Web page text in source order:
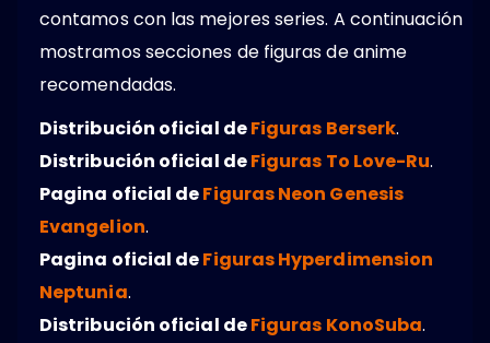
contamos con las mejores series. A continuación
mostramos secciones de figuras de anime
recomendadas.
Distribución oficial deFiguras Berserk.
Distribución oficial deFiguras To Love-Ru.
Pagina oficial deFiguras Neon Genesis
Evangelion.
Pagina oficial deFiguras Hyperdimension
Neptunia.
Distribución oficial deFiguras KonoSuba.